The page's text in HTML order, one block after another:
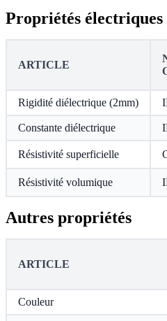
Propriétés électriques
ARTICLE
Rigidité diélectrique (2mm)
Constante diélectrique
Résistivité superficielle
Résistivité volumique
Autres propriétés
ARTICLE
Couleur